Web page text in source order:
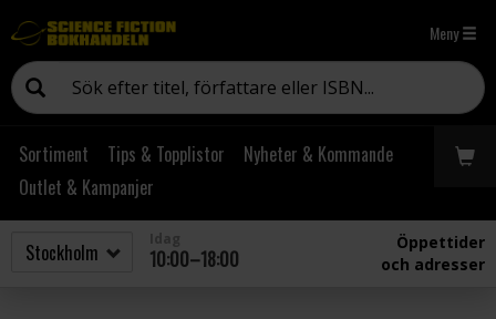
Meny
Sortiment Tips & Topplistor
Nyheter & Kommande
Outlet & Kampanjer
10:00–18:00
Öppettider
och adresser